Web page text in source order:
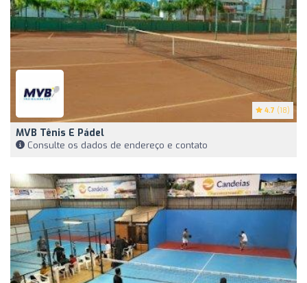
4.7 (18)
MVB Tênis E Pádel
Consulte os dados de endereço e contato